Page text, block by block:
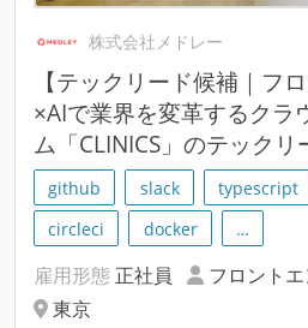
株式会社メドレー
【テックリード候補｜フ
×AIで業界を変革するクラ
ム「CLINICS」のテックリ
github slack typescript
circleci
docker …
雇用形態 正社員
フロント
東京